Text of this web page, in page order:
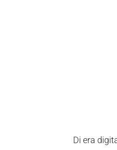
Di era